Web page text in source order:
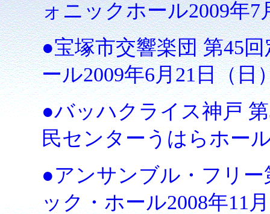
ォニックホール2009年7
●宝塚市交響楽団 第45
ール2009年6月21日（日
●バッハクライス神戸
民センターうはらホー
●アンサンブル・フリ
ック・ホール2008年11